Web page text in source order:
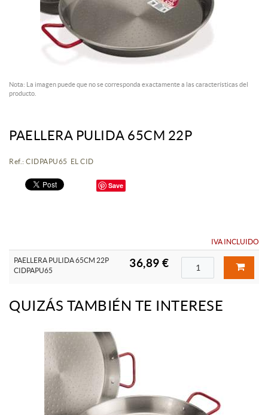
Nota: La imagen puede que no se corresponda exactamente a las características del
producto.
PAELLERA PULIDA 65CM 22P
Ref.: CIDPAPU65 EL CID
Save
IVA INCLUIDO
PAELLERA PULIDA 65CM 22P
CIDPAPU65
36,89 €
QUIZÁS TAMBIÉN TE INTERESE